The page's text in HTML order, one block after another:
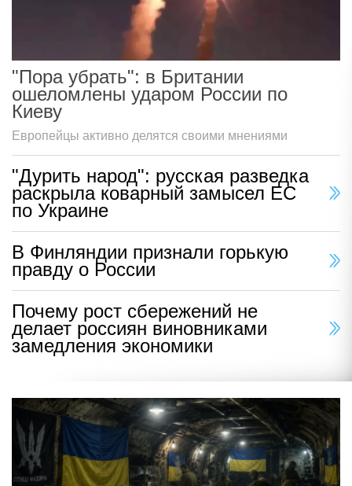
"Пора убрать": в Британии
ошеломлены ударом России по
Киеву
Европейцы активно делятся своими мнениями
"Дурить народ": русская разведка
раскрыла коварный замысел ЕС
по Украине
В Финляндии признали горькую
правду о России
Почему рост сбережений не
делает россиян виновниками
замедления экономики